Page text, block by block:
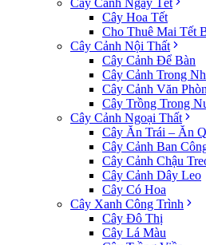
Cây Cảnh Ngày Tết
Cây Hoa Tết
Cho Thuê Mai Tết
Cây Cảnh Nội Thất
Cây Cảnh Để Bàn
Cây Cảnh Trong
Cây Cảnh Văn
Cây Trồng Trong
Cây Cảnh Ngoại Thất
Cây Ăn Trái – Ăn
Cây Cảnh Ban
Cây Cảnh Chậu
Cây Cảnh Dây Leo
Cây Có Hoa
Cây Xanh Công Trình
Cây Đô Thị
Cây Lá Màu